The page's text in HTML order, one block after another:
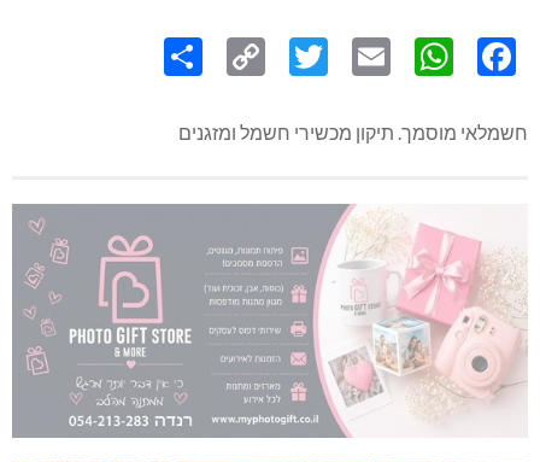
Link
חשמלאי מוסמך. תיקון מכשירי חשמל ומזגנים